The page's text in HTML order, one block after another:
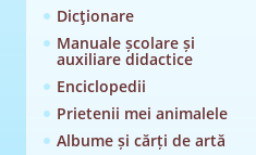
Dicţionare
Manuale școlare și
auxiliare didactice
Enciclopedii
Prietenii mei animalele
Albume și cărți de artă